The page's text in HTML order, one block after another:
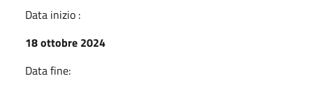
Data inizio :
18 ottobre 2024
Data fine: